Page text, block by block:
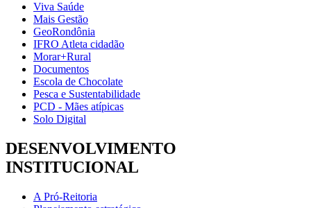
Viva Saúde
Mais Gestão
GeoRondônia
IFRO Atleta cidadão
Morar+Rural
Documentos
Escola de Chocolate
Pesca e Sustentabilidade
PCD - Mães atípicas
Solo Digital
DESENVOLVIMENTO
INSTITUCIONAL
A Pró-Reitoria